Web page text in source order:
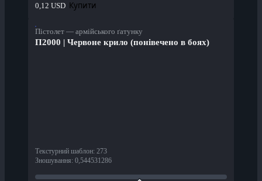
0,12 USD Купити
Пістолет — армійського ґатунку
П2000 | Червоне крило (понівечено в боях)
Текстурний шаблон: 273
Зношування: 0,544531286